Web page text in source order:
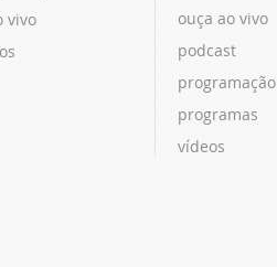
vivo
ouça ao vivo
podcast
programação
programas
vídeos